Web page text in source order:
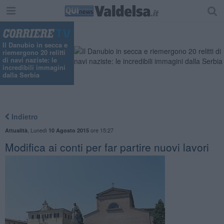
Il Danubio in secca e
riemergono 20 relitti
di navi naziste: le
incredibili immagini
dalla Serbia
Indietro
Attualità Lunedì 10 Agosto 2015ore 15:27
Modifica ai conti per far partire nuovi lavori